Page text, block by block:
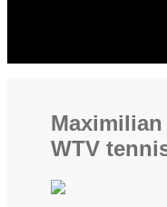
WTV